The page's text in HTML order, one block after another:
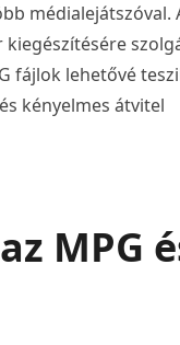
médialejátszóval.
kiegészítésére
fájlok lehetővé
kényelmes átvitel
MPG